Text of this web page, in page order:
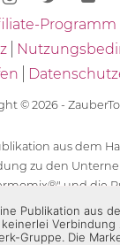
Programm
© 2026 -
aus dem
zu den
und die
Marken
Publikation aus
Verbindung
Gruppe. Die